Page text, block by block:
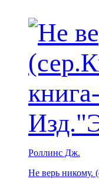
Роллинс Дж.
Не верь никому.